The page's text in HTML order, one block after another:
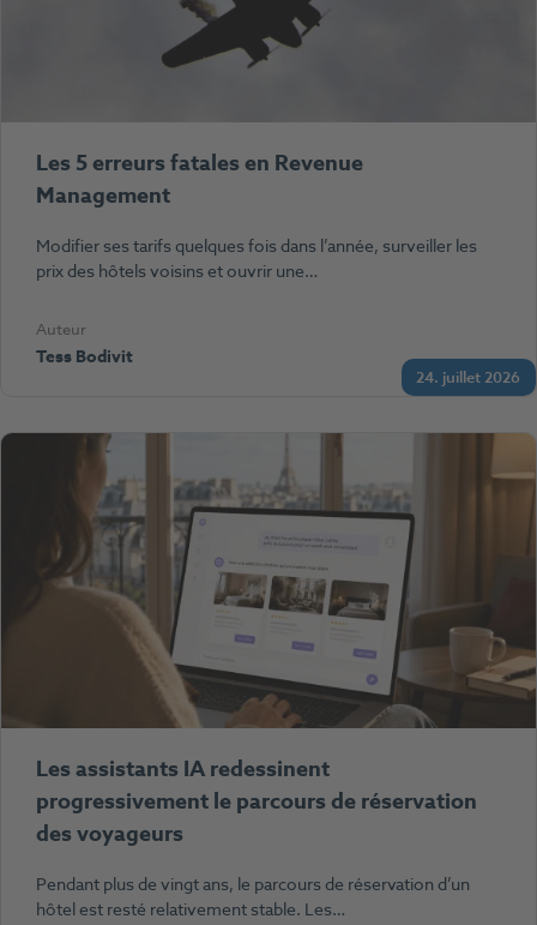
24. juillet 2026
Les 5 erreurs fatales en Revenue
Management
Modifier ses tarifs quelques fois dans l’année, surveiller les
prix des hôtels voisins et ouvrir une…
Auteur
Tess Bodivit
Les assistants IA redessinent
progressivement le parcours de réservation
des voyageurs
Pendant plus de vingt ans, le parcours de réservation d’un
hôtel est resté relativement stable. Les…